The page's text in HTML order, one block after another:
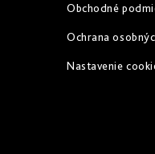
Obchodné
Ochrana
Nastavenie